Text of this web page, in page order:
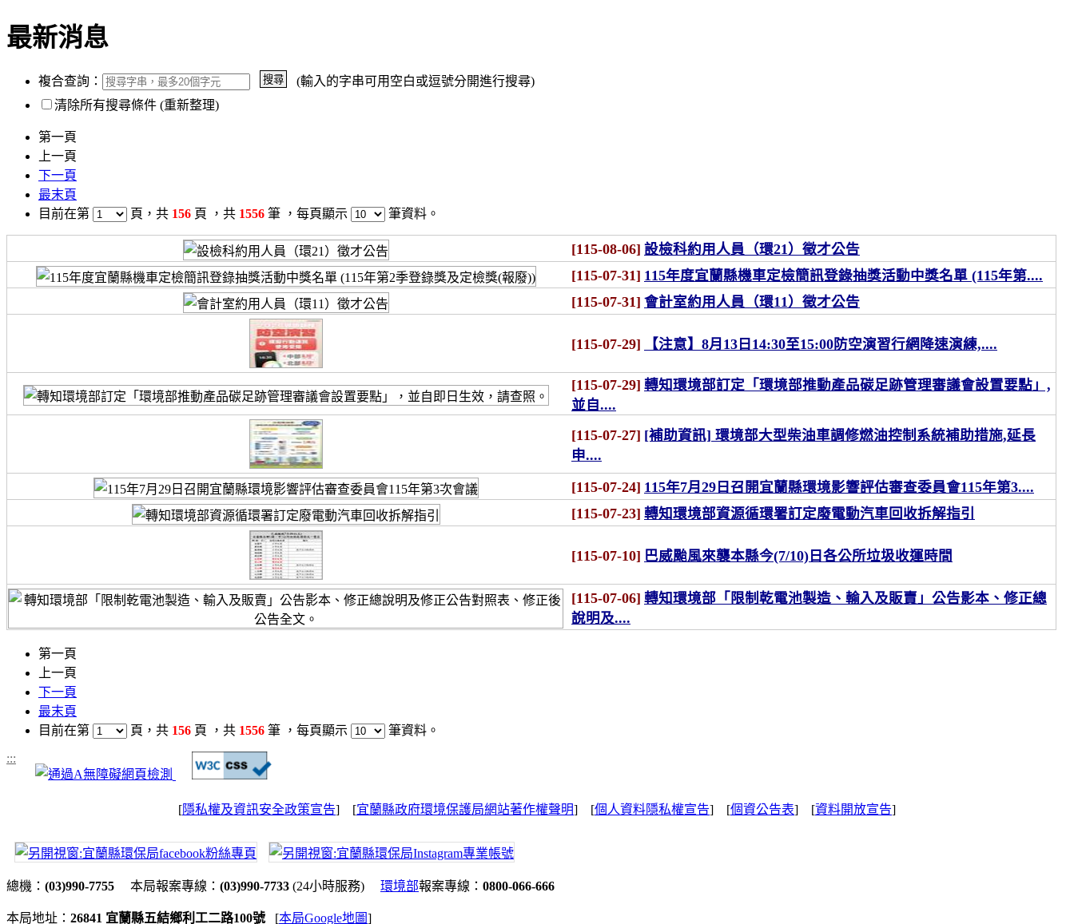
最新消息
複合查詢：
(輸入的字串可用空白或逗號分開進行搜尋)
清除所有搜尋條件 (重新整理)
第一頁
上一頁
下一頁
最末頁
目前在第
頁 ，共 156 頁 ，共 1556 筆 ， 每頁顯示 筆資料。
[115-08-06] 設檢科約用人員（環21）徵才公告
[115-07-31] 115年度宜蘭縣機車定檢簡訊登錄抽獎活動中獎名單 (115年第....
[115-07-31] 會計室約用人員（環11）徵才公告
[115-07-29] 【注意】8月13日14:30至15:00防空演習行網降速演練,....
[115-07-29] 轉知環境部訂定「環境部推動產品碳足跡管理審議會設置要點」,
並自....
[115-07-27] [補助資訊] 環境部大型柴油車調修燃油控制系統補助措施,延長
申....
[115-07-24] 115年7月29日召開宜蘭縣環境影響評估審查委員會115年第3....
[115-07-23] 轉知環境部資源循環署訂定廢電動汽車回收拆解指引
[115-07-10] 巴威颱風來襲本縣今(7/10)日各公所垃圾收運時間
[115-07-06] 轉知環境部「限制乾電池製造、輸入及販賣」公告影本、修正總
說明及....
第一頁
上一頁
下一頁
最末頁
目前在第
頁 ，共 156 頁 ，共 1556 筆 ， 每頁顯示 筆資料。
:::
[隱私權及資訊安全政策宣告] [宜蘭縣政府環境保護局網站著作權聲明] [個人資料隱私權宣告] [個資公告表] [資料開放宣告]
總機： (03)990-7755 本局報案專線： (03)990-7733 (24小時服務) 環境部報案專線： 0800-066-666
本局地址： 26841 宜蘭縣五結鄉利工二路100號 [本局Google地圖]